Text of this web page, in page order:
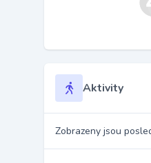
Aktivity
Zobrazeny jsou